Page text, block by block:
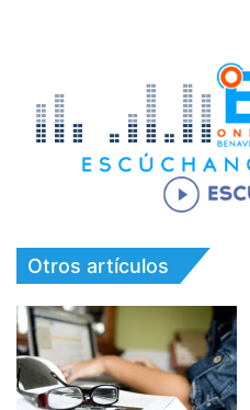
Otros artículos